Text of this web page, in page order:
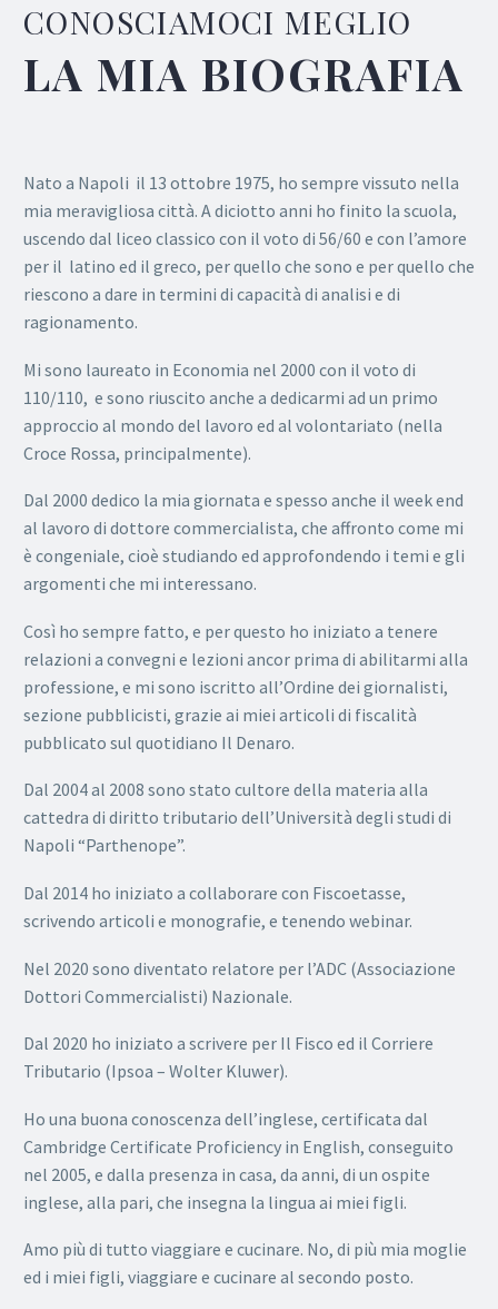
CONOSCIAMOCI MEGLIO
LA MIA BIOGRAFIA
Nato a Napoli il 13 ottobre 1975, ho sempre vissuto nella
mia meravigliosa città. A diciotto anni ho finito la scuola,
uscendo dal liceo classico con il voto di 56/60 e con l’amore
per il latino ed il greco, per quello che sono e per quello che
riescono a dare in termini di capacità di analisi e di
ragionamento.
Mi sono laureato in Economia nel 2000 con il voto di
110/110, e sono riuscito anche a dedicarmi ad un primo
approccio al mondo del lavoro ed al volontariato (nella
Croce Rossa, principalmente).
Dal 2000 dedico la mia giornata e spesso anche il week end
al lavoro di dottore commercialista, che affronto come mi
è congeniale, cioè studiando ed approfondendo i temi e gli
argomenti che mi interessano.
Così ho sempre fatto, e per questo ho iniziato a tenere
relazioni a convegni e lezioni ancor prima di abilitarmi alla
professione, e mi sono iscritto all’Ordine dei giornalisti,
sezione pubblicisti, grazie ai miei articoli di fiscalità
pubblicato sul quotidiano Il Denaro.
Dal 2004 al 2008 sono stato cultore della materia alla
cattedra di diritto tributario dell’Università degli studi di
Napoli “Parthenope”.
Dal 2014 ho iniziato a collaborare con Fiscoetasse,
scrivendo articoli e monografie, e tenendo webinar.
Nel 2020 sono diventato relatore per l’ADC (Associazione
Dottori Commercialisti) Nazionale.
Dal 2020 ho iniziato a scrivere per Il Fisco ed il Corriere
Tributario (Ipsoa – Wolter Kluwer).
Ho una buona conoscenza dell’inglese, certificata dal
Cambridge Certificate Proficiency in English, conseguito
nel 2005, e dalla presenza in casa, da anni, di un ospite
inglese, alla pari, che insegna la lingua ai miei figli.
Amo più di tutto viaggiare e cucinare. No, di più mia moglie
ed i miei figli, viaggiare e cucinare al secondo posto.